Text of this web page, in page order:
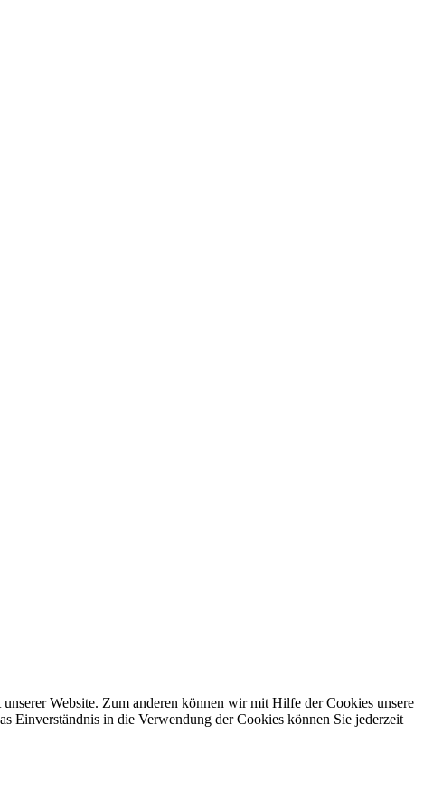
Website. Zum anderen können wir mit Hilfe der Cookies unsere
Einverständnis in die Verwendung der Cookies können Sie jederzeit